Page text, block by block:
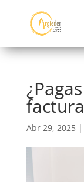
Abr 29, 2025|